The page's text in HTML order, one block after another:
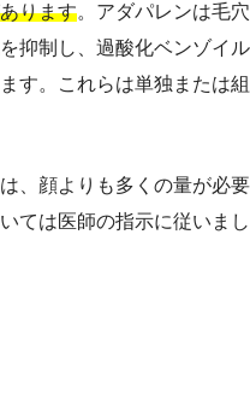
ります。アダパレンは毛穴
抑制し、過酸化ベンゾイル
す。これらは単独または組
、顔よりも多くの量が必要
ては医師の指示に従いまし